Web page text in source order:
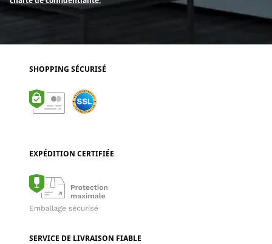
SHOPPING SÉCURISÉ
EXPÉDITION CERTIFIÉE
SERVICE DE LIVRAISON FIABLE